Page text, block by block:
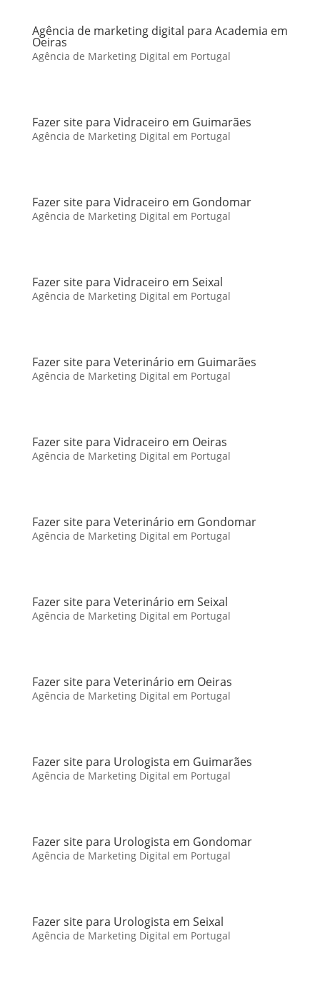
Agência de marketing digital para Academia em
Oeiras
Agência de Marketing Digital em Portugal
Fazer site para Vidraceiro em Guimarães
Agência de Marketing Digital em Portugal
Fazer site para Vidraceiro em Gondomar
Agência de Marketing Digital em Portugal
Fazer site para Vidraceiro em Seixal
Agência de Marketing Digital em Portugal
Fazer site para Veterinário em Guimarães
Agência de Marketing Digital em Portugal
Fazer site para Vidraceiro em Oeiras
Agência de Marketing Digital em Portugal
Fazer site para Veterinário em Gondomar
Agência de Marketing Digital em Portugal
Fazer site para Veterinário em Seixal
Agência de Marketing Digital em Portugal
Fazer site para Veterinário em Oeiras
Agência de Marketing Digital em Portugal
Fazer site para Urologista em Guimarães
Agência de Marketing Digital em Portugal
Fazer site para Urologista em Gondomar
Agência de Marketing Digital em Portugal
Fazer site para Urologista em Seixal
Agência de Marketing Digital em Portugal